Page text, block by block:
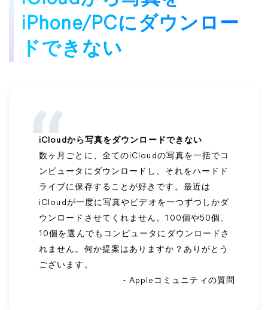
iPhone/PCにダウンロー
ドできない
iCloudから写真をダウンロードできない
数ヶ月ごとに、全てのiCloudの写真を一括でコ
ンピュータにダウンロードし、それをハードド
ライブに保存することが好きです。最近は
iCloudが一度に写真やビデオを一つずつしかダ
ウンロードさせてくれません。100個や50個、
10個を選んでもコンピュータにダウンロードさ
れません。何か提案はありますか？ありがとう
ございます。
- Appleコミュニティの質問